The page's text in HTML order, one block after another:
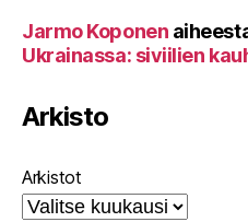
Jarmo Koponen
Ukrainassa: siviilien
Arkisto
Arkistot